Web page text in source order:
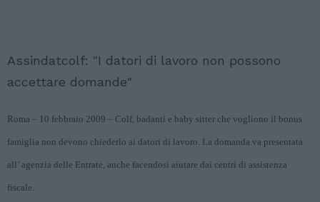
Assindatcolf: "I datori di lavoro non possono
accettare domande"
Roma – 10 febbraio 2009 – Colf, badanti e baby sitter che vogliono il bonus
famiglia non devono chiederlo ai datori di lavoro. La domanda va presentata
all’ agenzia delle Entrate, anche facendosi aiutare dai centri di assistenza
fiscale.